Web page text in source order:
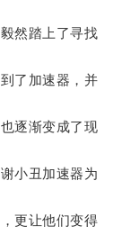
然踏上了寻找
了加速器，并
逐渐变成了现
小丑加速器为
更让他们变得